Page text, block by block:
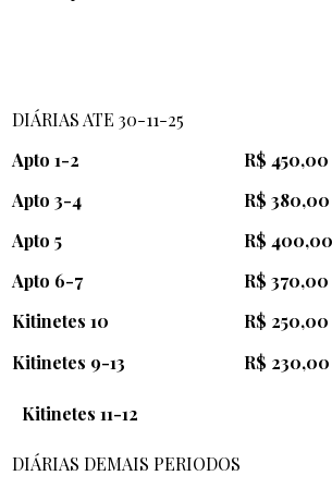
DIÁRIAS ATE 30-11-25
Apto 1-2
R$ 450,00
Apto 3-4
R$ 380,00
Apto 5
R$ 400,00
Apto 6-7
R$ 370,00
Kitinetes 10
R$ 250,00
Kitinetes 9-13
R$ 230,00
Kitinetes 11-
DIÁRIAS DEMAIS PERIODOS